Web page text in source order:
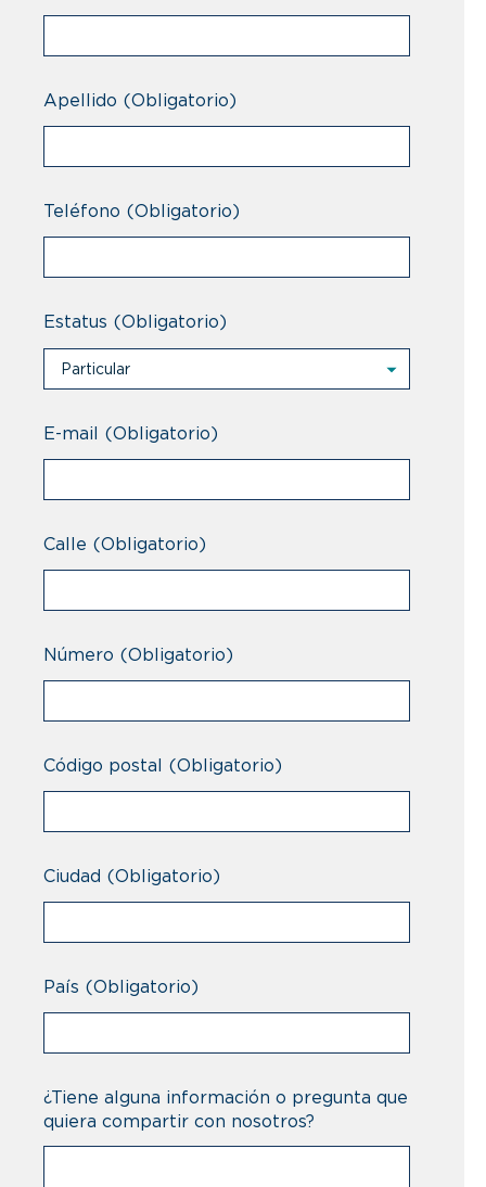
Apellido (Obligatorio)
Teléfono (Obligatorio)
Estatus (Obligatorio)
Particular
Profesional
E-mail (Obligatorio)
Calle (Obligatorio)
Número (Obligatorio)
Código postal (Obligatorio)
Ciudad (Obligatorio)
País (Obligatorio)
¿Tiene alguna información o pregunta que
quiera compartir con nosotros?